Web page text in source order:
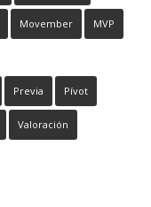
Movember MVP
Previa Pívot
Valoración